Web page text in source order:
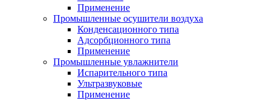
Применение
Промышленные осушители воздуха
Конденсационного типа
Адсорбционного типа
Применение
Промышленные увлажнители
Испарительного типа
Ультразвуковые
Применение